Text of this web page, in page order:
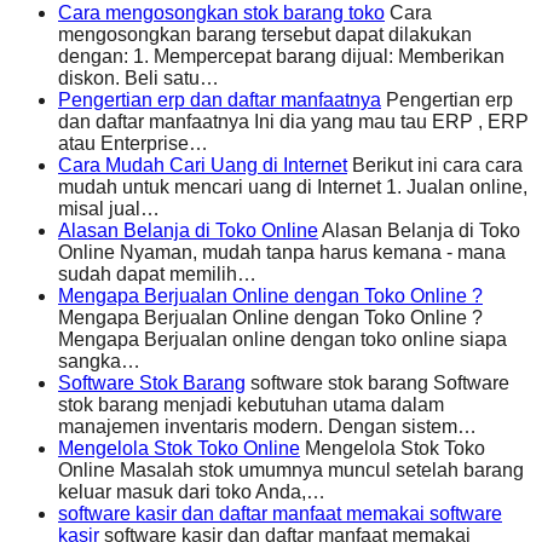
Cara mengosongkan stok barang toko Cara
mengosongkan barang tersebut dapat dilakukan
dengan: 1. Mempercepat barang dijual: Memberikan
diskon. Beli satu…
Pengertian erp dan daftar manfaatnya Pengertian erp
dan daftar manfaatnya Ini dia yang mau tau ERP , ERP
atau Enterprise…
Cara Mudah Cari Uang di InternetBerikut ini cara cara
mudah untuk mencari uang di Internet 1. Jualan online,
misal jual…
Alasan Belanja di Toko OnlineAlasan Belanja di Toko
Online Nyaman, mudah tanpa harus kemana - mana
sudah dapat memilih…
Mengapa Berjualan Online dengan Toko Online ?
Mengapa Berjualan Online dengan Toko Online ?
Mengapa Berjualan online dengan toko online siapa
sangka…
Software Stok Barang software stok barang Software
stok barang menjadi kebutuhan utama dalam
manajemen inventaris modern. Dengan sistem…
Mengelola Stok Toko Online Mengelola Stok Toko
Online Masalah stok umumnya muncul setelah barang
keluar masuk dari toko Anda,…
software kasir dan daftar manfaat memakai software
kasir software kasir dan daftar manfaat memakai